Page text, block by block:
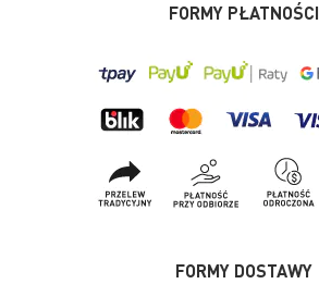
FORMY PŁATNOŚCI
FORMY DOSTAWY